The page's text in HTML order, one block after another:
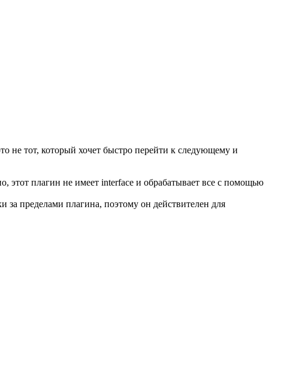
не тот, который хочет быстро перейти к следующему и
этот плагин не имеет interface и обрабатывает все с помощью
за пределами плагина, поэтому он действителен для